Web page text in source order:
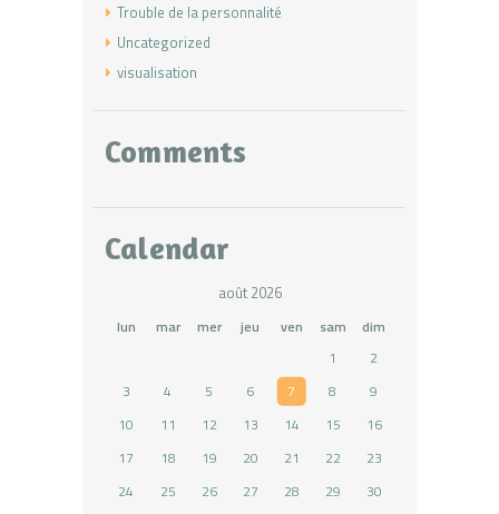
Trouble de la personnalité
Uncategorized
visualisation
Comments
Calendar
août 2026
lun mar mer jeu ven sam
dim
1
2
3
4 5 6 7 8
9
10
11 12 13 14 15
16
17
18 19 20 21 22
23
24
25 26 27 28 29
30